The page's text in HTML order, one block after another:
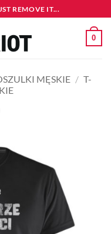
REMOVE IT...
0
MĘSKIE / T-